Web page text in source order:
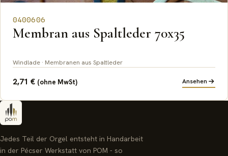
0400606
Membran aus Spaltleder 70x35
Windlade · Membranen aus Spaltleder
2,71 € (ohne MwSt) Ansehen
Jedes Teil der Orgel entsteht in Handarbeit
in der Pécser Werkstatt von POM - so